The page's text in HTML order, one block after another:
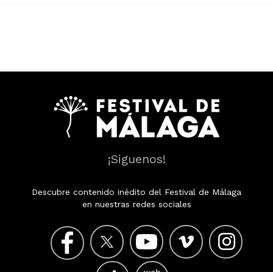
¡Siguenos!
Descubre contenido inédito del Festival de Málaga
en nuestras redes sociales